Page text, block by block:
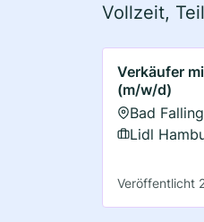
Vollzeit,
Verkäufer
(m/w/d)
Bad
Lidl
Veröffentlicht